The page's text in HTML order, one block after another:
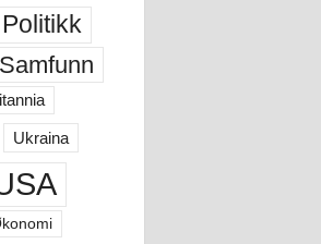
Politikk
Samfunn
Ukraina